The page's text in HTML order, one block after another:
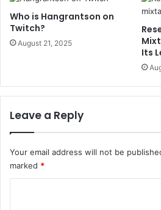
Who is Hangrantson on
Twitch?
August 21, 2025
Its
Leave a Reply
Your email address will not be
marked *